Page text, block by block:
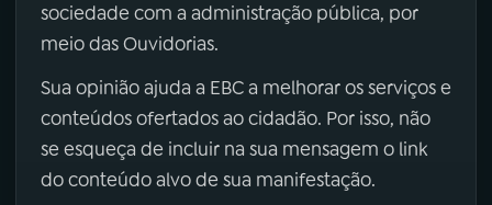
sociedade com a administração pública, por
meio das Ouvidorias.
Sua opinião ajuda a EBC a melhorar os serviços e
conteúdos ofertados ao cidadão. Por isso, não
se esqueça de incluir na sua mensagem o link
do conteúdo alvo de sua manifestação.